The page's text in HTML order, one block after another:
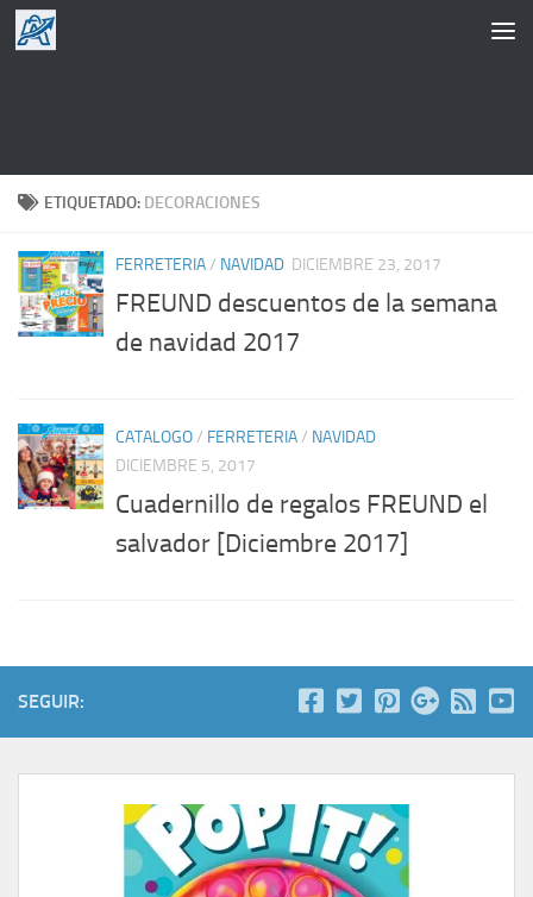
Saltar al contenido
ETIQUETADO: DECORACIONES
FERRETERIA/ NAVIDAD DICIEMBRE 23, 2017
FREUND descuentos de la semana
de navidad 2017
CATALOGO/ FERRETERIA/ NAVIDAD
DICIEMBRE 5, 2017
Cuadernillo de regalos FREUND el
salvador [Diciembre 2017]
SEGUIR: